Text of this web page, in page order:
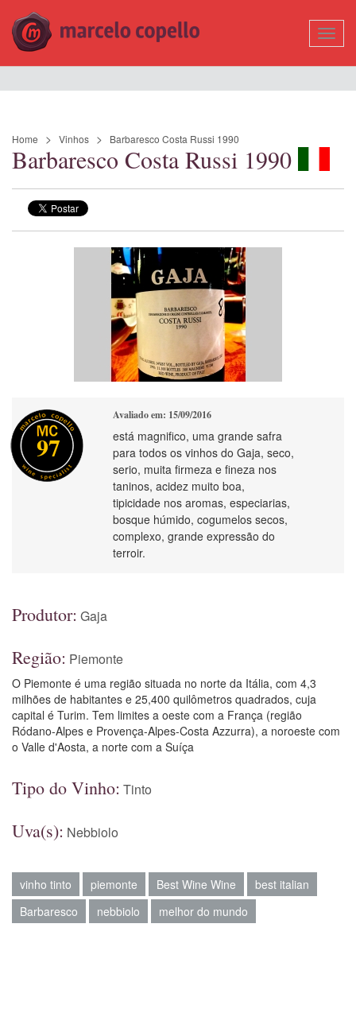
Home Vinhos Barbaresco Costa Russi 1990
Barbaresco Costa Russi 1990
97
Avaliado em: 15/09/2016
está magnifico, uma grande safra
para todos os vinhos do Gaja, seco,
serio, muita firmeza e fineza nos
taninos, acidez muito boa,
tipicidade nos aromas, especiarias,
bosque húmido, cogumelos secos,
complexo, grande expressão do
terroir.
Produtor: Gaja
Região: Piemonte
O Piemonte é uma região situada no norte da Itália, com 4,3
milhões de habitantes e 25,400 quilômetros quadrados, cuja
capital é Turim. Tem limites a oeste com a França (região
Ródano-Alpes e Provença-Alpes-Costa Azzurra), a noroeste com
o Valle d'Aosta, a norte com a Suíça
Tipo do Vinho: Tinto
Uva(s): Nebbiolo
vinho tinto piemonte Best Wine Wine
best italian
Barbaresco
nebbiolo melhor do mundo